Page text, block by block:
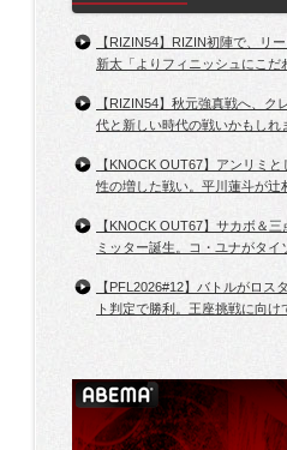
【RIZIN54】RIZIN初陣で、リ
新太「よりフィニッシュにこだ
【RIZIN54】秋元強真戦へ、ク
代と新しい時代の戦いかもしれ
【KNOCK OUT67】アンリミ
性の増した戦い。平川蓮斗が
【KNOCK OUT67】サカボ＆
ミッター誕生。コ・ユナがタイ
【PFL2026#12】バトルがロス
ト判定で勝利。王座挑戦に向け